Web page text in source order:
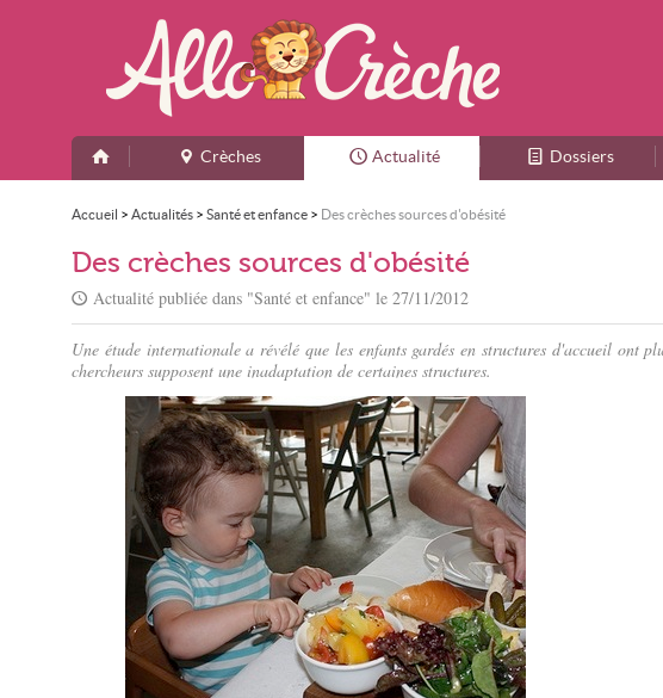
Crèches Actualité Dossiers
Accueil > Actualités > Santé et enfance > Des crèches sources d'obésité
Des crèches sources d'obésité
Actualité publiée dans "Santé et enfance" le 27/11/2012
Une étude internationale a révélé que les enfants gardés en structures d'accueil ont
chercheurs supposent une inadaptation de certaines structures.